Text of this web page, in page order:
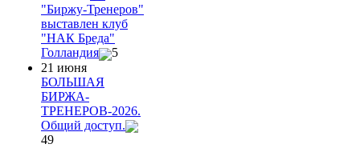
"Биржу-Тренеров"
выставлен клуб
"НАК Бреда"
Голландия
5
21 июня
БОЛЬШАЯ
БИРЖА-
ТРЕНЕРОВ-2026.
Общий доступ.
49